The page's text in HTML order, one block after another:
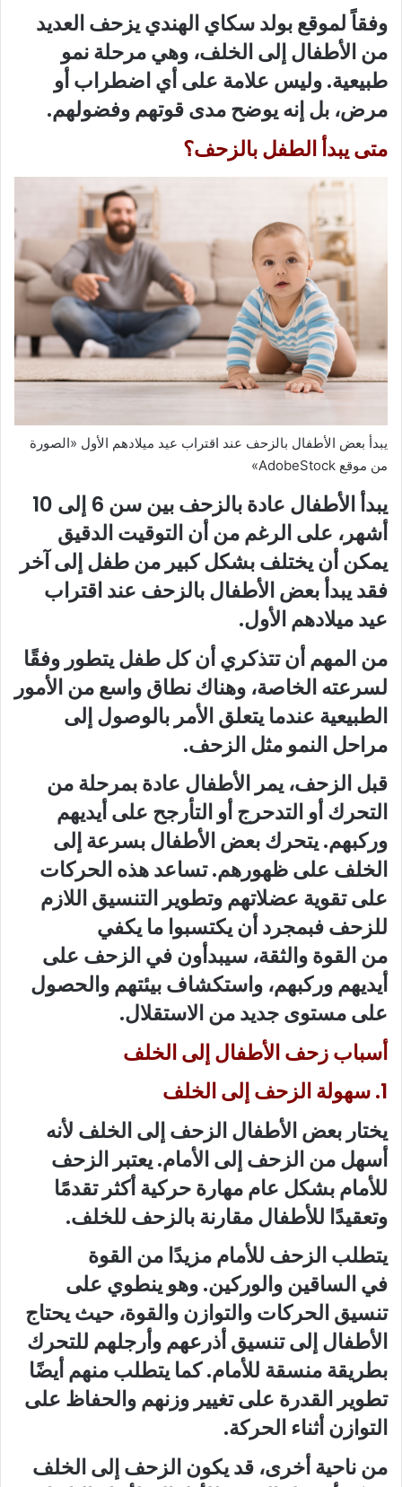
وفقاً لموقع بولد سكاي الهندي يزحف العديد
من الأطفال إلى الخلف، وهي مرحلة نمو
طبيعية. وليس علامة على أي اضطراب أو
مرض، بل إنه يوضح مدى قوتهم وفضولهم.
متى يبدأ الطفل بالزحف؟
يبدأ بعض الأطفال بالزحف عند اقتراب عيد ميلادهم الأول «الصورة
من موقع AdobeStock»
يبدأ الأطفال عادة بالزحف بين سن 6 إلى 10
أشهر، على الرغم من أن التوقيت الدقيق
يمكن أن يختلف بشكل كبير من طفل إلى آخر
فقد يبدأ بعض الأطفال بالزحف عند اقتراب
عيد ميلادهم الأول.
من المهم أن تتذكري أن كل طفل يتطور وفقًا
لسرعته الخاصة، وهناك نطاق واسع من الأمور
الطبيعية عندما يتعلق الأمر بالوصول إلى
مراحل النمو مثل الزحف.
قبل الزحف، يمر الأطفال عادة بمرحلة من
التحرك أو التدحرج أو التأرجح على أيديهم
وركبهم. يتحرك بعض الأطفال بسرعة إلى
الخلف على ظهورهم. تساعد هذه الحركات
على تقوية عضلاتهم وتطوير التنسيق اللازم
للزحف فبمجرد أن يكتسبوا ما يكفي
من القوة والثقة، سيبدأون في الزحف على
أيديهم وركبهم، واستكشاف بيئتهم والحصول
على مستوى جديد من الاستقلال.
أسباب زحف الأطفال إلى الخلف
1. سهولة الزحف إلى الخلف
يختار بعض الأطفال الزحف إلى الخلف لأنه
أسهل من الزحف إلى الأمام. يعتبر الزحف
للأمام بشكل عام مهارة حركية أكثر تقدمًا
وتعقيدًا للأطفال مقارنة بالزحف للخلف.
يتطلب الزحف للأمام مزيدًا من القوة
في الساقين والوركين. وهو ينطوي على
تنسيق الحركات والتوازن والقوة، حيث يحتاج
الأطفال إلى تنسيق أذرعهم وأرجلهم للتحرك
بطريقة منسقة للأمام. كما يتطلب منهم أيضًا
تطوير القدرة على تغيير وزنهم والحفاظ على
التوازن أثناء الحركة.
من ناحية أخرى، قد يكون الزحف إلى الخلف